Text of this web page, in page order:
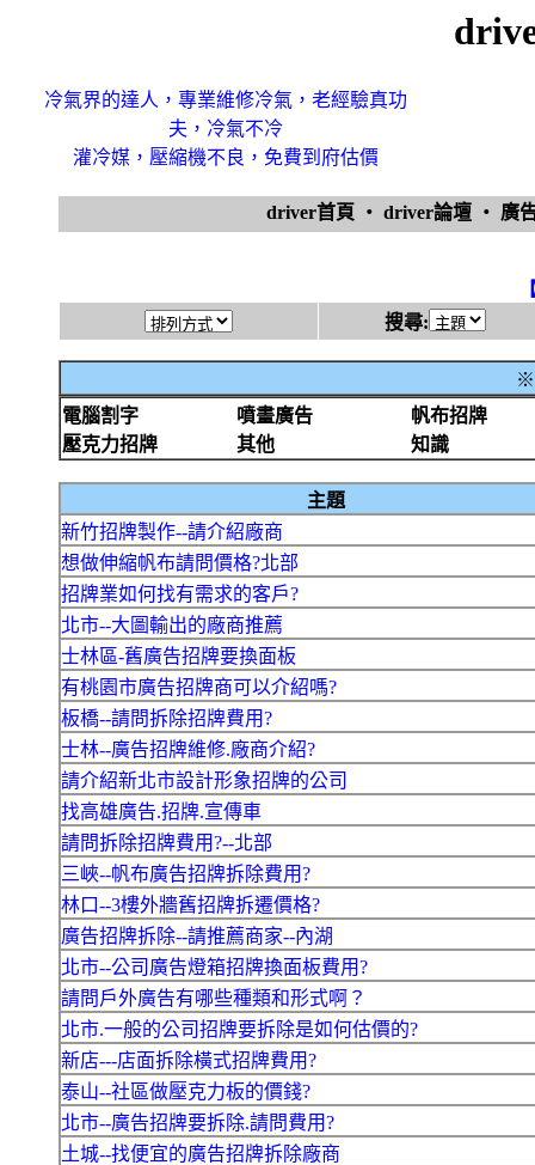
冷氣界的達人，專業維修冷氣，老經驗真功
夫，冷氣不冷
灌冷媒，壓縮機不良，免費到府估價
driver首頁 ‧ driver論壇 ‧ 廣
搜尋:
※
電腦割字
噴畫廣告
帆布招牌
壓克力招牌
其他 知識
主題
新竹招牌製作--請介紹廠商
想做伸縮帆布請問價格?北部
招牌業如何找有需求的客戶?
北市--大圖輸出的廠商推薦
士林區-舊廣告招牌要換面板
有桃園市廣告招牌商可以介紹嗎?
板橋--請問拆除招牌費用?
士林--廣告招牌維修.廠商介紹?
請介紹新北市設計形象招牌的公司
找高雄廣告.招牌.宣傳車
請問拆除招牌費用?--北部
三峽--帆布廣告招牌拆除費用?
林口--3樓外牆舊招牌拆遷價格?
廣告招牌拆除--請推薦商家--內湖
北市--公司廣告燈箱招牌換面板費用?
請問戶外廣告有哪些種類和形式啊？
北市.一般的公司招牌要拆除是如何估價的?
新店---店面拆除橫式招牌費用?
泰山--社區做壓克力板的價錢?
北市--廣告招牌要拆除.請問費用?
土城--找便宜的廣告招牌拆除廠商